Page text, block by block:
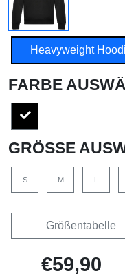
Heavyweight
FARBE
GRÖSSE
S M L
Größentabelle
€59,90